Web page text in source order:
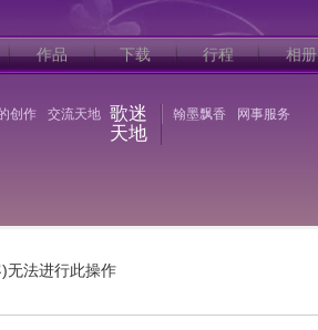
作品 下载 行程 相册
创作 交流天地 歌迷
天地
翰墨飘香 网事服务
无法进行此操作